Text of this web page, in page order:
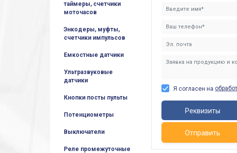
таймеры, счетчики
моточасов
Энкодеры, муфты,
счетчики импульсов
Емкостные датчики
Ультразвуковые
датчики
Кнопки посты пульты
Потенциометры
Выключатели
Реле промежуточные
Я согласен на
Реквизиты
Отправить